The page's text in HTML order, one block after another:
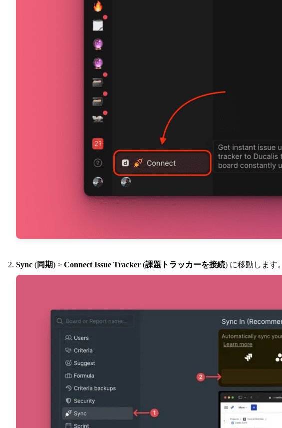
Sync (同期) > Connect Issue Tracker (課題トラッカーを接続) に移動します。